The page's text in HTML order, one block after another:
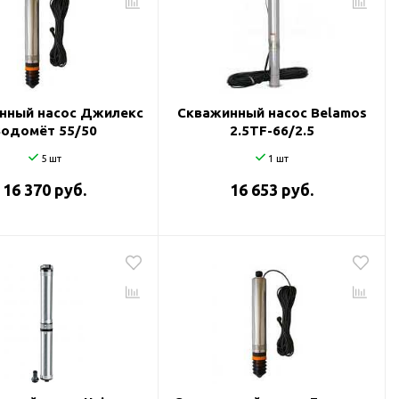
насос Джилекс
55/50
5 шт
16 370 руб.
Скважинный насос Belamos
2.5TF-66/2.5
1 шт
16 653 руб.